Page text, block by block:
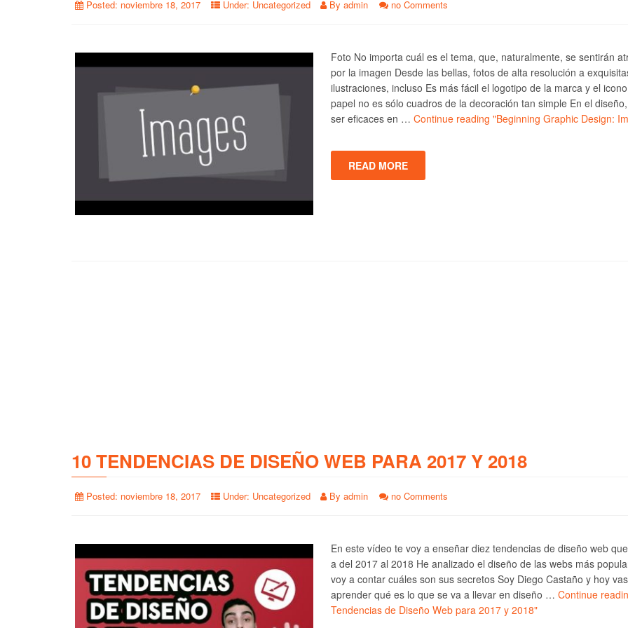
Posted: noviembre 18, 2017 Under: Uncategorized By admin no Comments
Foto No importa cuál es el tema, que, naturalmente, se sentirán
por la imagen Desde las bellas, fotos de alta resolución a
ilustraciones, incluso Es más fácil el logotipo de la marca y el
papel no es sólo cuadros de la decoración tan simple En el
ser eficaces en … Continue reading "Beginning Graphic Design:
READ MORE
10 TENDENCIAS DE DISEÑO WEB PARA 2017 Y 2018
Posted: noviembre 18, 2017 Under: Uncategorized By admin no Comments
En este vídeo te voy a enseñar diez tendencias de diseño web
a del 2017 al 2018 He analizado el diseño de las webs más
voy a contar cuáles son sus secretos Soy Diego Castaño y hoy
aprender qué es lo que se va a llevar en diseño … Continue
Tendencias de Diseño Web para 2017 y 2018"